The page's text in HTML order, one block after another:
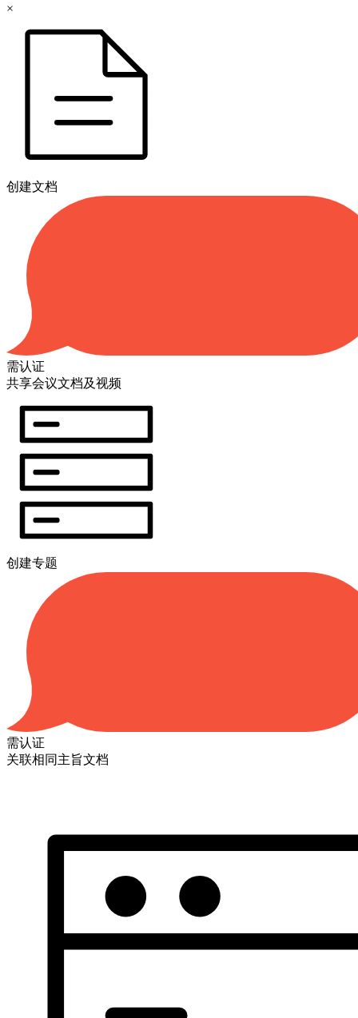
×
创建文档
需认证
共享会议文档及视频
创建专题
需认证
关联相同主旨文档